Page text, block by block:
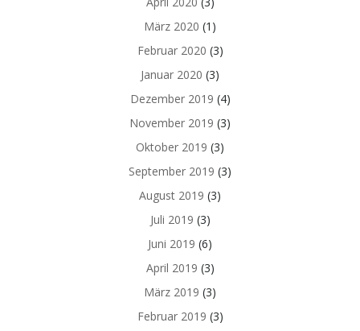
März 2020 (1)
Februar 2020 (3)
Januar 2020 (3)
Dezember 2019 (4)
November 2019 (3)
Oktober 2019 (3)
September 2019 (3)
August 2019 (3)
Juli 2019 (3)
Juni 2019 (6)
April 2019 (3)
März 2019 (3)
Februar 2019 (3)